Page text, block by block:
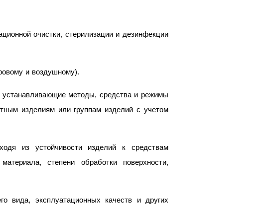
очистки, стерилизации и дезинфекции
и воздушному).
устанавливающие методы, средства и режимы
изделиям или группам изделий с учетом
из устойчивости изделий к средствам
степени обработки поверхности,
эксплуатационных качеств и других